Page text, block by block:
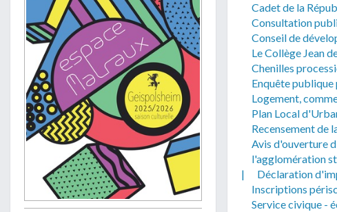
Cadet de la
Consultation
Conseil de
Le Collège Jean
Chenilles
Enquête
Logement,
Plan Local
Recensement de
Avis d'ouverture
l'agglomération
|
Déclaration
Inscriptions
Service civique -